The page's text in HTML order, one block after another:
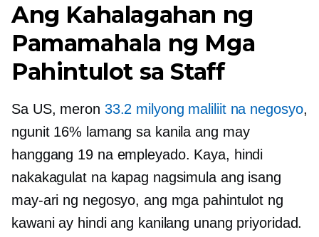
Ang Kahalagahan ng
Pamamahala ng Mga
Pahintulot sa Staff
Sa US, meron 33.2 milyong maliliit na negosyo,
ngunit 16% lamang sa kanila ang may
hanggang 19 na empleyado. Kaya, hindi
nakakagulat na kapag nagsimula ang isang
may-ari ng negosyo, ang mga pahintulot ng
kawani ay hindi ang kanilang unang priyoridad.